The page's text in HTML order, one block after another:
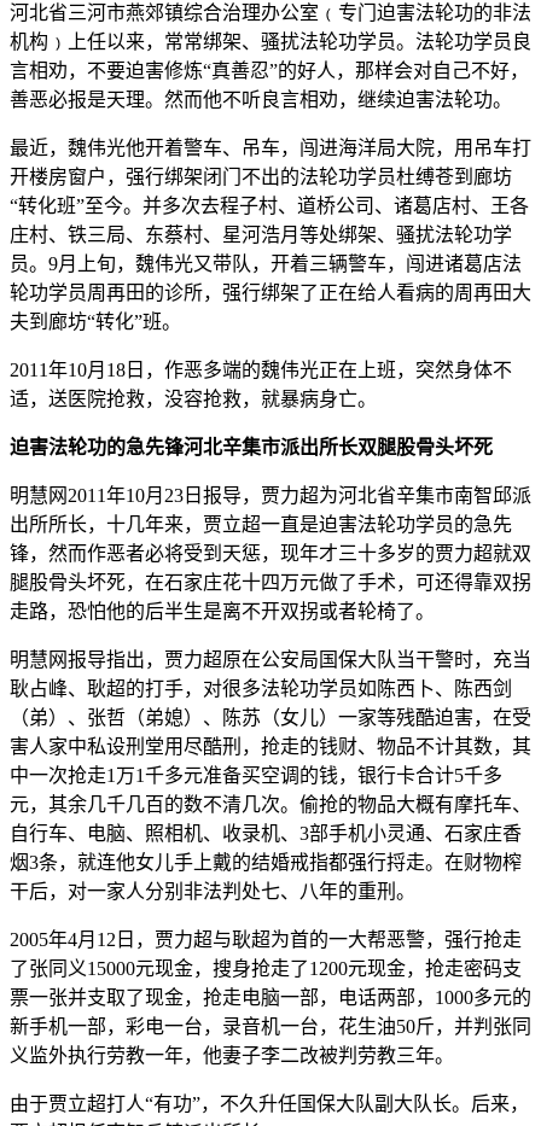
河北省三河市燕郊镇综合治理办公室﹙专门迫害法轮功的非法
机构﹚上任以来，常常绑架、骚扰法轮功学员。法轮功学员良
言相劝，不要迫害修炼“真善忍”的好人，那样会对自己不好，
善恶必报是天理。然而他不听良言相劝，继续迫害法轮功。
最近，魏伟光他开着警车、吊车，闯进海洋局大院，用吊车打
开楼房窗户，强行绑架闭门不出的法轮功学员杜缚苍到廊坊
“转化班”至今。并多次去程子村、道桥公司、诸葛店村、王各
庄村、铁三局、东蔡村、星河浩月等处绑架、骚扰法轮功学
员。9月上旬，魏伟光又带队，开着三辆警车，闯进诸葛店法
轮功学员周再田的诊所，强行绑架了正在给人看病的周再田大
夫到廊坊“转化”班。
2011年10月18日，作恶多端的魏伟光正在上班，突然身体不
适，送医院抢救，没容抢救，就暴病身亡。
迫害法轮功的急先锋河北辛集市派出所长双腿股骨头坏死
明慧网2011年10月23日报导，贾力超为河北省辛集市南智邱派
出所所长，十几年来，贾立超一直是迫害法轮功学员的急先
锋，然而作恶者必将受到天惩，现年才三十多岁的贾力超就双
腿股骨头坏死，在石家庄花十四万元做了手术，可还得靠双拐
走路，恐怕他的后半生是离不开双拐或者轮椅了。
明慧网报导指出，贾力超原在公安局国保大队当干警时，充当
耿占峰、耿超的打手，对很多法轮功学员如陈西卜、陈西剑
（弟）、张哲（弟媳）、陈苏（女儿）一家等残酷迫害，在受
害人家中私设刑堂用尽酷刑，抢走的钱财、物品不计其数，其
中一次抢走1万1千多元准备买空调的钱，银行卡合计5千多
元，其余几千几百的数不清几次。偷抢的物品大概有摩托车、
自行车、电脑、照相机、收录机、3部手机小灵通、石家庄香
烟3条，就连他女儿手上戴的结婚戒指都强行捋走。在财物榨
干后，对一家人分别非法判处七、八年的重刑。
2005年4月12日，贾力超与耿超为首的一大帮恶警，强行抢走
了张同义15000元现金，搜身抢走了1200元现金，抢走密码支
票一张并支取了现金，抢走电脑一部，电话两部，1000多元的
新手机一部，彩电一台，录音机一台，花生油50斤，并判张同
义监外执行劳教一年，他妻子李二改被判劳教三年。
由于贾立超打人“有功”，不久升任国保大队副大队长。后来，